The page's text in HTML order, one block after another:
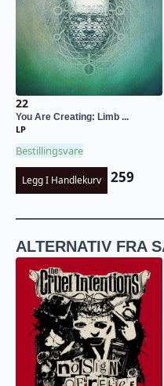
22
You Are Creating: Limb ...
LP
Bestillingsvare
Legg I Handlekurv 259
ALTERNATIV FRA